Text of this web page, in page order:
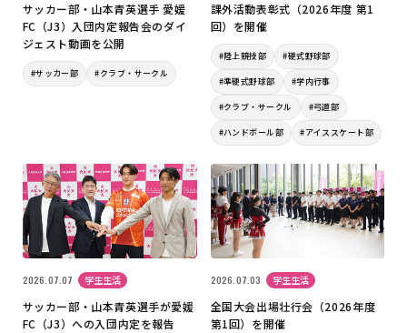
サッカー部・山本青英選手 愛媛
FC（J3）入団内定報告会のダイ
ジェスト動画を公開
#サッカー部 #クラブ・サークル
課外活動表彰式（2026年度 第1
回）を開催
#陸上競技部 #硬式野球部
#準硬式野球部 #学内行事
#クラブ・サークル #弓道部
#ハンドボール部 #アイススケート部
2026.07.07 学生生活
サッカー部・山本青英選手が愛媛
FC（J3）への入団内定を報告
2026.07.03 学生生活
全国大会出場壮行会（2026年度
第1回）を開催